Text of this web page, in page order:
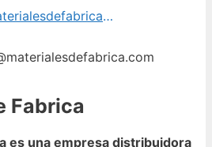
https://materialesdefabrica.com/
Fabrica
es una empresa distribuidora